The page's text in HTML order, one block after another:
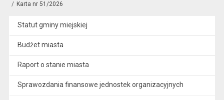
Karta nr 51/2026
Statut gminy miejskiej
Budżet miasta
Raport o stanie miasta
Sprawozdania finansowe jednostek organizacyjnych